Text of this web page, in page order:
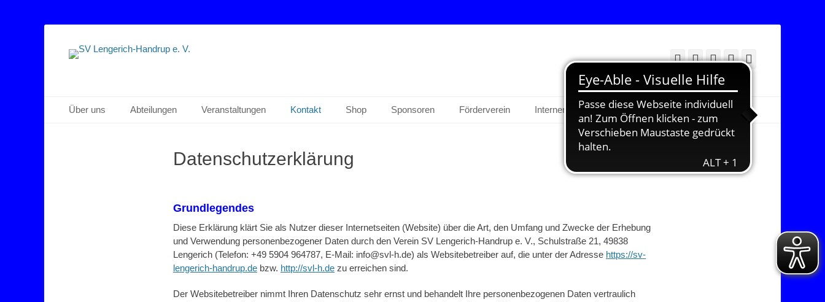
SV Lengerich-Handrup e. V.
Sportverein Lengerich Handrup Facebook
Twitter
E- YouTube
Primäres Menü
Zum
Inhalt
Über uns Abteilungen Veranstaltungen Kontakt Shop Sponsoren Förderverein Interner Bereich
Datenschutzerklärung
Grundlegendes
Diese Erklärung klärt Sie als Nutzer dieser Internetseiten (Website) über die Art, den Umfang und Zwecke der Erhebung
und Verwendung personenbezogener Daten durch den Verein SV Lengerich-Handrup e. V., Schulstraße 21, 49838
Lengerich (Telefon: +49 5904 964787, E-Mail: info@svl-h.de) als Websitebetreiber auf, die unter der Adresse https://sv-
lengerich-handrup.de bzw. http://svl-h.de zu erreichen sind.
Der Websitebetreiber nimmt Ihren Datenschutz sehr ernst und behandelt Ihre personenbezogenen Daten vertraulich